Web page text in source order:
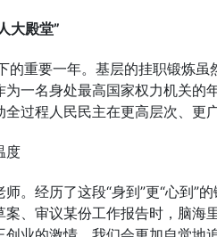
大殿堂”
的重要一年。基层的挂职锻炼
一名身处最高国家权力机关
过程人民民主在更高层次、更
度
。经历了这段“身到”更“心到”
、审议某份工作报告时，脑海